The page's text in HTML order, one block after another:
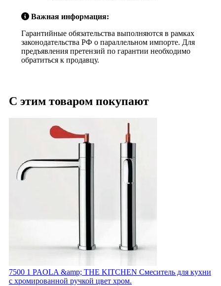
Важная информация:
Гарантийные обязательства выполняются в рамках
законодательства РФ о параллельном импорте. Для
предъявления претензий по гарантии необходимо
обратиться к продавцу.
С этим товаром покупают
7500 1 PAOLA &amp; THE KITCHEN Смеситель для кухни
с хромированной ручкой цвет хром.